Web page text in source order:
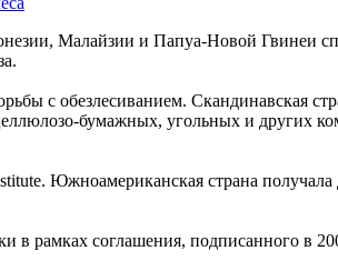
Малайзии и Папуа-Новой Гвинеи
с обезлесиванием. Скандинавская
бумажных, угольных и других
Южноамериканская страна получала
в рамках соглашения, подписанного в